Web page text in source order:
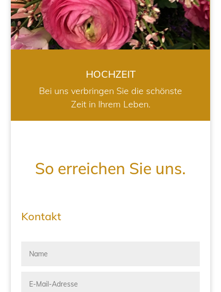
HOCHZEIT
Bei uns verbringen Sie die schönste
Zeit in Ihrem Leben.
So erreichen Sie uns.
Kontakt